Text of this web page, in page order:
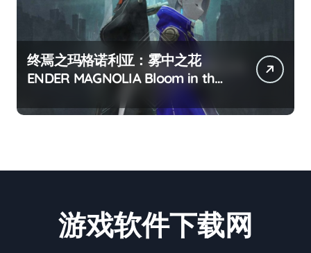
终焉之玛格诺利亚：雾中之花
ENDER MAGNOLIA Bloom in the
游戏软件下载网